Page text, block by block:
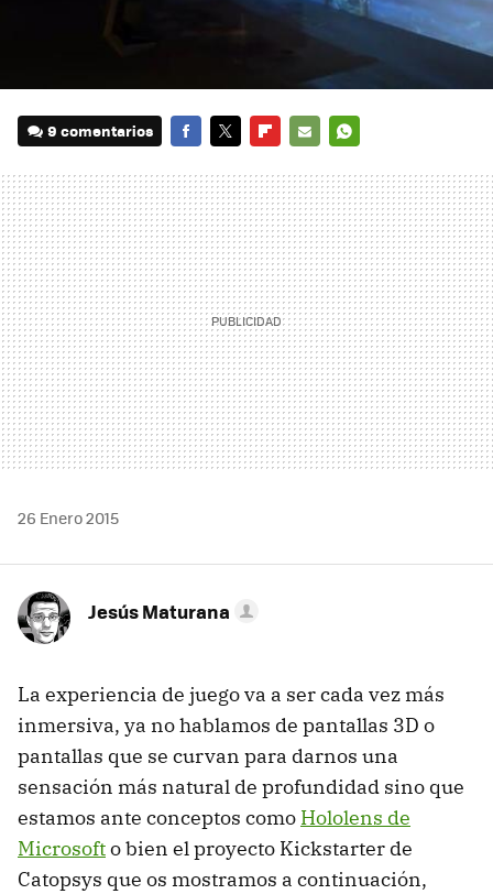
9 comentarios
MAIL
26 Enero 2015
Jesús Maturana
La experiencia de juego va a ser cada vez más
inmersiva, ya no hablamos de pantallas 3D o
pantallas que se curvan para darnos una
sensación más natural de profundidad sino que
estamos ante conceptos como Hololens de
Microsofto bien el proyecto Kickstarter de
Catopsys que os mostramos a continuación,